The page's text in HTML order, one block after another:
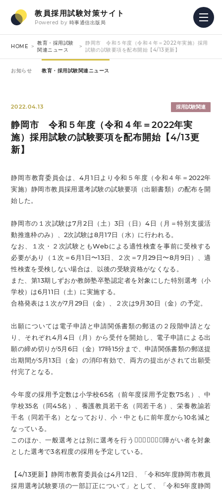
教員採用試験対策サイト
Powered by 時事通信出版局
HOME
教育・採用試験
関連ニュース
静岡市 令和５年度（令和４年＝2022年実施）採用
試験の試験要項を配布開始【4/13更新】
お知らせ 教育・採用試験関連ニュース
2022.04.13 採用試験関連
静岡市 令和５年度（令和４年＝2022年実
施）採用試験の試験要項を配布開始【4/13更
新】
静岡市教育委員会は、4月1日より令和５年度（令和４年＝2022年
実施）静岡市教員採用選考試験の試験要項（出願書類）の配布を開
始した。
静岡市の１次試験は7月2日（土）3日（日）4日（月＝特別支援活
動推進枠のみ）、2次試験は8月17日（水）に行われる。
なお、１次・２次試験ともWebによる適性検査を事前に受検する
必要があり（１次＝6月1日〜13日、２次＝7月29日〜8月9日）、適
性検査を受検しない場合は、以後の受験資格がなくなる。
また、第13期しずおか教師塾卒塾認定者を対象にした特別選考（小
学校）は6月11日（土）に実施する。
合格発表は１次が7月29日（金）、２次は9月30日（金）の予定。
出願については電子申請と申請関係書類の郵送の２段階申請とな
り、それぞれ4月4日（月）から受付を開始し、電子申請による出
願の締め切りが5月6日（金）17時15分まで、申請関係書類の郵送提
出期間が5月13日（金）の消印有効で、両方の提出がされて出願受
付完了となる。
今年度の採用予定数は小学校65名（前年度採用予定数75名）、中
学校35名（同45名）、養護教員若干名（同若干名）、栄養教諭若
干名（同若干名）となっており、小・中ともに前年度から10名減と
なっている。
このほか、一般選考とは別に選考を行う􏱐􏱑􏱒􏰦􏰧􏱓􏱔障がい者を対象
とした選考で3名程度の採用を予定している。
【4/13更新】静岡市教育委員会は4月12日、「令和5年度静岡市教員
採用選考試験要項の一部訂正について」として、「令和5年度静岡